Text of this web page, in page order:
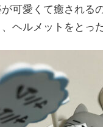
可愛くて癒される
ヘルメットをとっ